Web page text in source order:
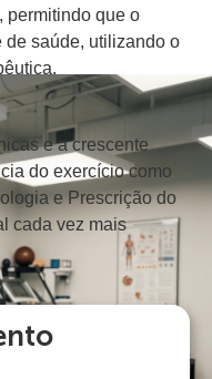
permitindo que o
de saúde, utilizando o
e a crescente
do exercício como
e Prescrição do
cada vez mais